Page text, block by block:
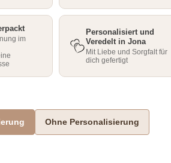
im
Personalisiert und
Veredelt in Jona
Mit Liebe und Sorgfalt für
dich gefertigt
Ohne Personalisierung